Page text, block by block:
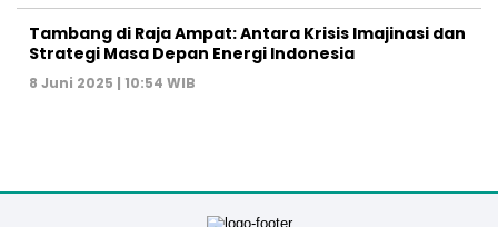
Tambang di Raja Ampat: Antara Krisis Imajinasi dan
Strategi Masa Depan Energi Indonesia
8 Juni 2025 | 10:54 WIB